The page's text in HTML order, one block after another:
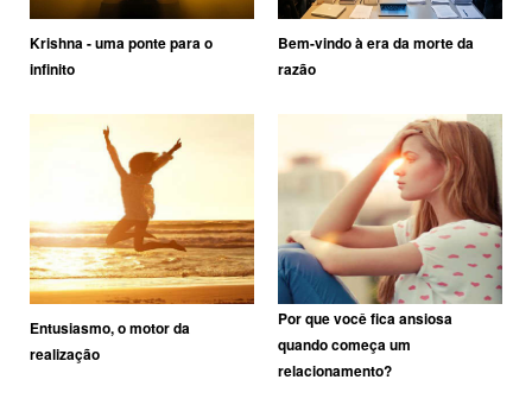
Krishna - uma ponte para o
infinito
Bem-vindo à era da morte da
razão
Entusiasmo, o motor da
realização
Por que você fica ansiosa
quando começa um
relacionamento?